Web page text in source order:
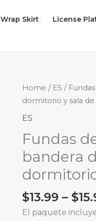
Wrap Skirt License
Home / ES /
dormitorio y sala de
ES
Fundas
bandera
$13.99 – $
El paquete